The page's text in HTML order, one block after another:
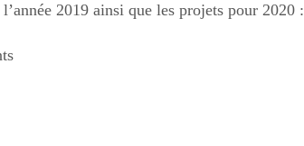
2019 ainsi que les projets pour 2020 :